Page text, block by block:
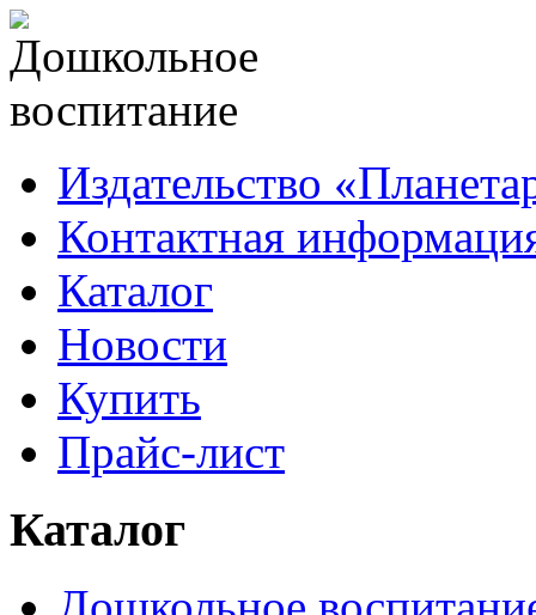
Издательство
Контактная
Каталог
Новости
Купить
Прайс-лист
Каталог